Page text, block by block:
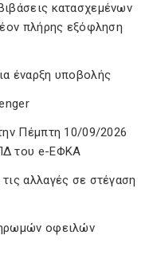
κατασχεμένων
πλήρης εξόφληση
έναρξη υποβολής
Πέμπτη 10/09/2026
του e-ΕΦΚΑ
αλλαγές σε στέγαση
οφειλών